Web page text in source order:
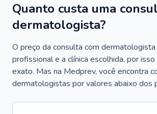
Quanto custa uma
dermatologista?
O preço da consulta com
profissional e a clínica escolhida, por
exato. Mas na Medprev, você encontra
dermatologistas por valores abaixo dos